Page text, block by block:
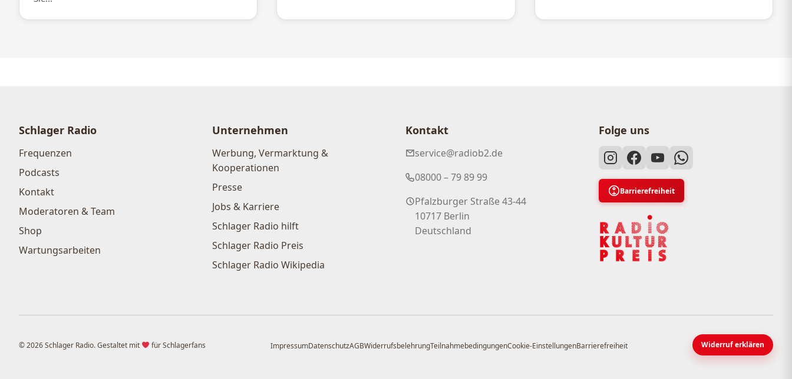
Schlager Radio
Frequenzen
Podcasts
Kontakt
Moderatoren & Team
Shop
Wartungsarbeiten
Unternehmen
Werbung, Vermarktung &
Kooperationen
Presse
Jobs & Karriere
Schlager Radio hilft
Schlager Radio Preis
Schlager Radio Wikipedia
Kontakt
service@radiob2.de
08000 – 79 89 99
Pfalzburger Straße 43-44
10717 Berlin
Deutschland
Folge uns
Barrierefreiheit
© 2026 Schlager Radio. Gestaltet mit für Schlagerfans ImpressumDatenschutzAGBWiderrufsbelehrungTeilnahmebedingungenCookie-EinstellungenBarrierefreiheit Widerruf erklären